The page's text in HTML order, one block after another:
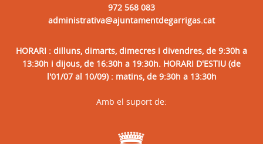
972 568 083
administrativa@ajuntamentdegarrigas.cat
HORARI : dilluns, dimarts, dimecres i divendres, de 9:30h a
13:30h i dijous, de 16:30h a 19:30h. HORARI D'ESTIU (de
l'01/07 al 10/09) : matins, de 9:30h a 13:30h
Amb el suport de: